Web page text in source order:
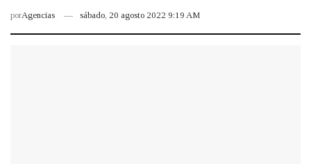
porAgencias sábado, 20 agosto 2022 9:19 AM